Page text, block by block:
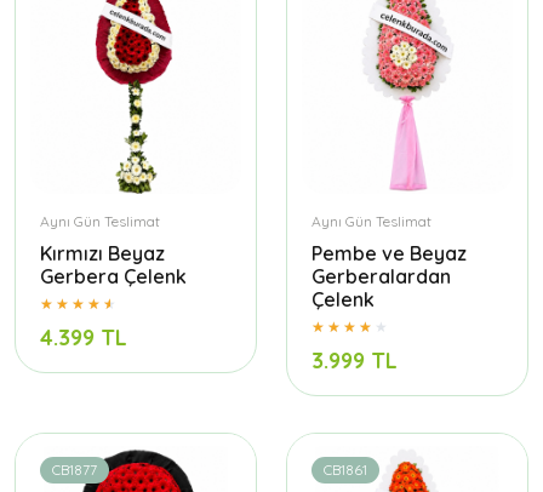
Aynı Gün Teslimat
Kırmızı Beyaz
Gerbera Çelenk
4.399 TL
Aynı Gün Teslimat
Pembe ve Beyaz
Gerberalardan
Çelenk
3.999 TL
CB1877 CB1861